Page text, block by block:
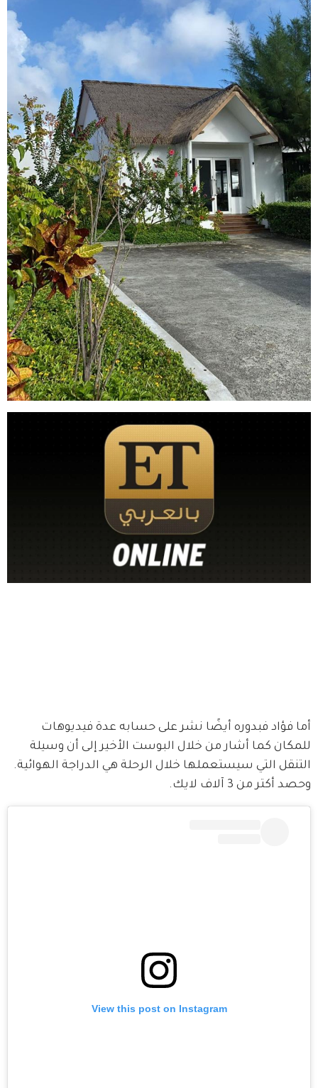
أما فؤاد فبدوره أيضًا نشر على حسابه عدة فيديوهات
للمكان كما أشار من خلال البوست الأخير إلى أن وسيلة
التنقل التي سيستعملها خلال الرحلة هي الدراجة الهوائية.
وحصد أكتر من 3 آلاف لايك.
View this post on Instagram